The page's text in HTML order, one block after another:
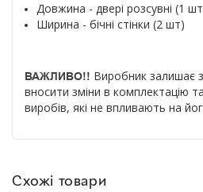
Довжина - двері розсувні (1
Ширина - бічні стінки (2 шт)
ВАЖЛИВО!! Виробник залишає
вносити зміни в комплектацію
виробів, які не впливають на
Схожі товари